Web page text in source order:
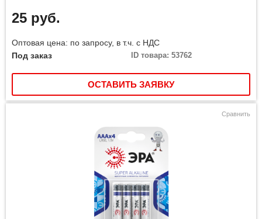
25 руб.
Оптовая цена: по запросу, в т.ч. с НДС
Под заказ
ID товара: 53762
ОСТАВИТЬ ЗАЯВКУ
Сравнить